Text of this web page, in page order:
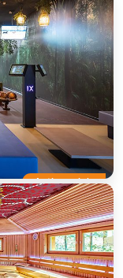
Actionreich